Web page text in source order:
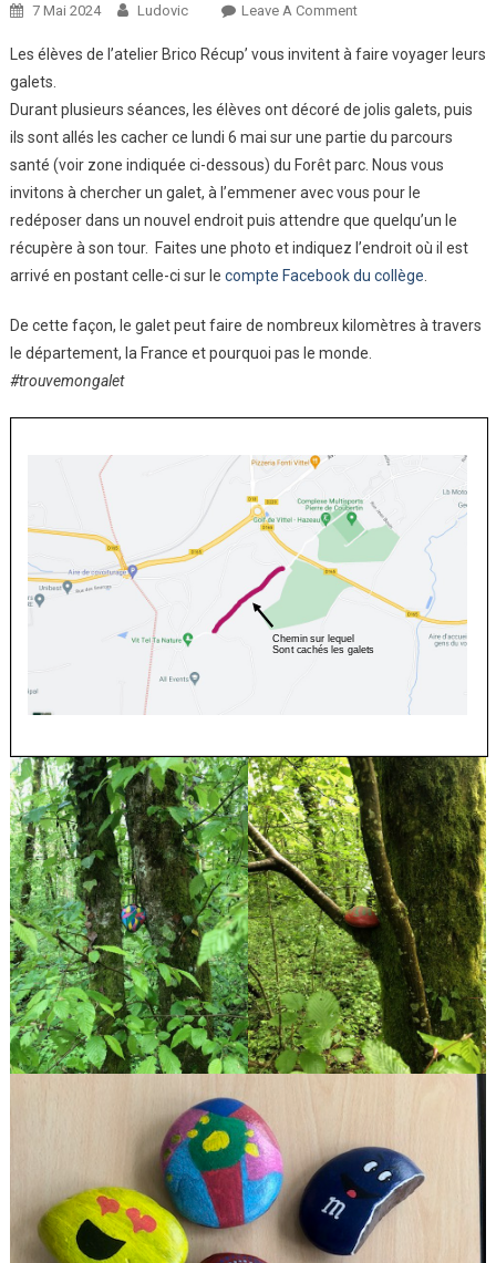
7 Mai 2024 Ludovic Leave A CommentOn
Mon
(galets
Voyageurs)
:
Cherchez-
Les,
Emmenez-
Redéposez-
Les élèves de l’atelier Brico Récup’ vous invitent à faire voyager leurs
galets.
Durant plusieurs séances, les élèves ont décoré de jolis galets, puis
ils sont allés les cacher ce lundi 6 mai sur une partie du parcours
santé (voir zone indiquée ci-dessous) du Forêt parc. Nous vous
invitons à chercher un galet, à l’emmener avec vous pour le
redéposer dans un nouvel endroit puis attendre que quelqu’un le
récupère à son tour. Faites une photo et indiquez l’endroit où il est
arrivé en postant celle-ci sur le compte Facebook du collège.
De cette façon, le galet peut faire de nombreux kilomètres à travers
le département, la France et pourquoi pas le monde.
#trouvemongalet